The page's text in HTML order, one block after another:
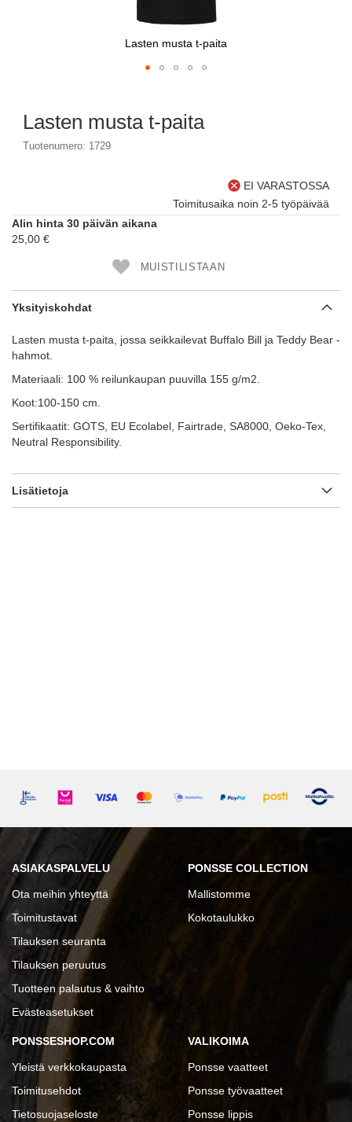
Lasten musta t-paita
Tuotenumero: 1729
EI VARASTOSSA
Toimitusaika noin 2-5 työpäivää
Alin hinta 30 päivän aikana
25,00 €
MUISTILISTAAN
Lasten musta t-paita
the
Yksityiskohdat
Lasten musta t-paita, jossa seikkailevat Buffalo Bill ja Teddy Bear -
hahmot.
Materiaali: 100 % reilunkaupan puuvilla 155 g/m2.
Koot:100-150 cm.
Sertifikaatit: GOTS, EU Ecolabel, Fairtrade, SA8000, Oeko-Tex,
Neutral Responsibility.
Lisätietoja
ASIAKASPALVELU
Ota meihin yhteyttä
Toimitustavat
Tilauksen seuranta
Tilauksen peruutus
Tuotteen palautus & vaihto
Evästeasetukset
PONSSE COLLECTION
Mallistomme
Kokotaulukko
PONSSESHOP.COM
Yleistä verkkokaupasta
Toimitusehdot
Tietosuojaseloste
VALIKOIMA
Ponsse vaatteet
Ponsse työvaatteet
Ponsse lippis